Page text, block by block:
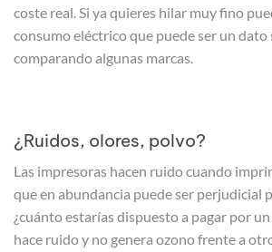
coste real. Si ya quieres hilar muy fino
consumo eléctrico que puede ser un
comparando algunas marcas.
¿Ruidos, olores, polvo?
Las impresoras hacen ruido cuando
que en abundancia puede ser perjudicial
¿cuánto estarías dispuesto a pagar por
hace ruido y no genera ozono frente a